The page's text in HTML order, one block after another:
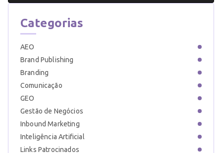
Categorias
AEO
Brand Publishing
Branding
Comunicação
GEO
Gestão de Negócios
Inbound Marketing
Inteligência Artificial
Links Patrocinados